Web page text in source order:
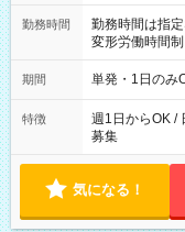
勤務時間
勤務時間は指定
変形労働時間制 想定労
～21：00
期間 単発・1日のみ
特徴
週1日からOK /
募集
気になる！